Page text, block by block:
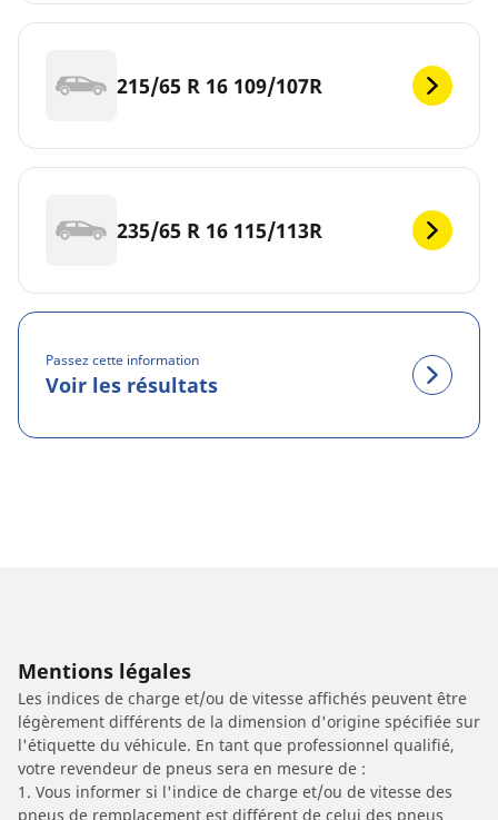
215/65 R 16 109/107R
235/65 R 16 115/113R
Passez cette information
Voir les résultats
Mentions légales
Les indices de charge et/ou de vitesse affichés peuvent être
légèrement différents de la dimension d'origine spécifiée sur
l'étiquette du véhicule. En tant que professionnel qualifié,
votre revendeur de pneus sera en mesure de :
1. Vous informer si l'indice de charge et/ou de vitesse des
pneus de remplacement est différent de celui des pneus